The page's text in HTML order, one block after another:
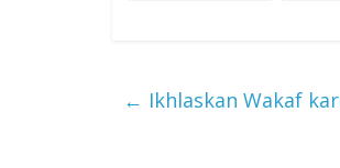
← Ikhlaskan Wakaf